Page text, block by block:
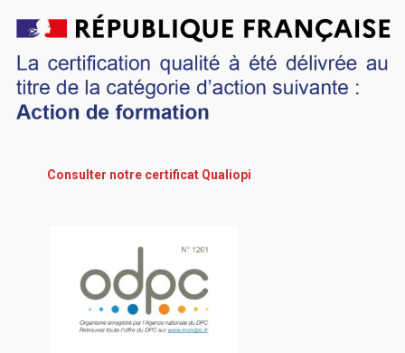
Consulter notre certificat Qualiopi